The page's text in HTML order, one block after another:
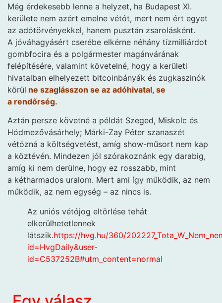
Még érdekesebb lenne a helyzet, ha Budapest XI.
kerülete nem azért emelne vétót, mert nem ért egyet
az adótörvényekkel, hanem pusztán zsarolásként.
A jóváhagyásért cserébe elkérne néhány tízmilliárdot
gombfocira és a polgármester magánvárának
felépítésére, valamint követelné, hogy a kerületi
hivatalban elhelyezett bitcoinbányák és zugkaszinók
körül ne szaglásszon se az adóhivatal, se
a rendőrség.
Aztán persze követné a példát Szeged, Miskolc és
Hódmezővásárhely; Márki-Zay Péter szanaszét
vétózná a költségvetést, amíg show-műsort nem kap
a köztévén. Mindezen jól szórakoznánk egy darabig,
amíg ki nem derülne, hogy ez rosszabb, mint
a kétharmados uralom. Mert ami így működik, az nem
működik, az nem egység – az nincs is.
Az uniós vétójog eltörlése tehát
elkerülhetetlennek
látszik.https://hvg.hu/360/
id=HvgDaily&user-
id=C537252B#utm_content=normal